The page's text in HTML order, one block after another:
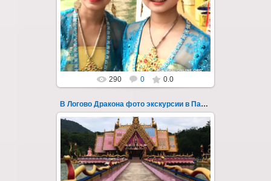
мистический приключенческий тур из
Паттайи на целый день - фото 153
Всего лишь в ...
Thai-Online
290 0 0.0
В Логово Дракона фото экскурсии в Паттайе 154
30.08.2022
"В Логово Дракона" авторский
мистический приключенческий тур из